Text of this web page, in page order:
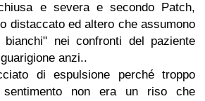
e severa e secondo Patch,
distaccato ed altero che assumono
nei confronti del paziente
anzi..
di espulsione perché troppo
non era un riso che